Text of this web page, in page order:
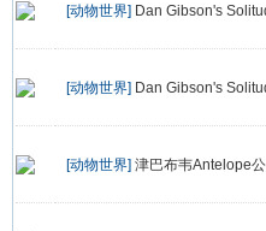
[动物世界] Dan Gibson's
[动物世界] Dan Gibson's
[动物世界] 津巴布韦Antelope